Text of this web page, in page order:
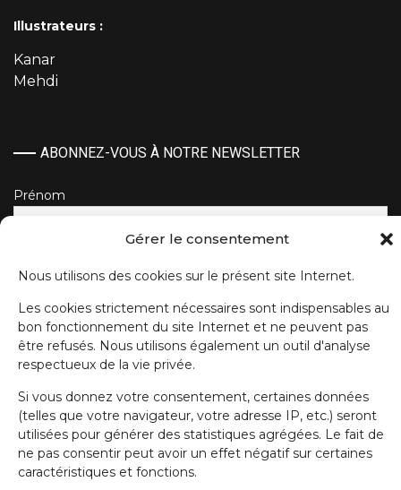
Gérer le consentement
Nous utilisons des cookies sur le présent site Internet.
Les cookies strictement nécessaires sont indispensables au
bon fonctionnement du site Internet et ne peuvent pas
être refusés. Nous utilisons également un outil d'analyse
respectueux de la vie privée.
Si vous donnez votre consentement, certaines données
(telles que votre navigateur, votre adresse IP, etc.) seront
utilisées pour générer des statistiques agrégées. Le fait de
ne pas consentir peut avoir un effet négatif sur certaines
caractéristiques et fonctions.
Illustrateurs :
Kanar
Mehdi
ABONNEZ-VOUS À NOTRE NEWSLETTER
Prénom
E-mail